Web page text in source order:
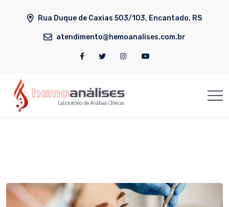
Rua Duque de Caxias 503/103, Encantado, RS
atendimento@hemoanalises.com.br